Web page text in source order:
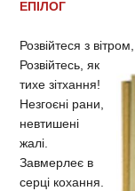
ЕПІЛОГ
Розвійтеся з вітром,
Розвійтесь, як
тихе зітхання!
Незгоєні рани,
невтишені
жалі.
Завмерлеє в
серці кохання.